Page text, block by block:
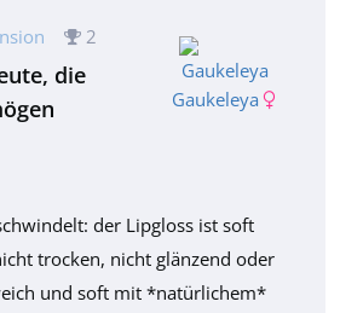
Gaukeleya
2
die
der Lipgloss ist soft
trocken, nicht glänzend oder
und soft mit *natürlichem*